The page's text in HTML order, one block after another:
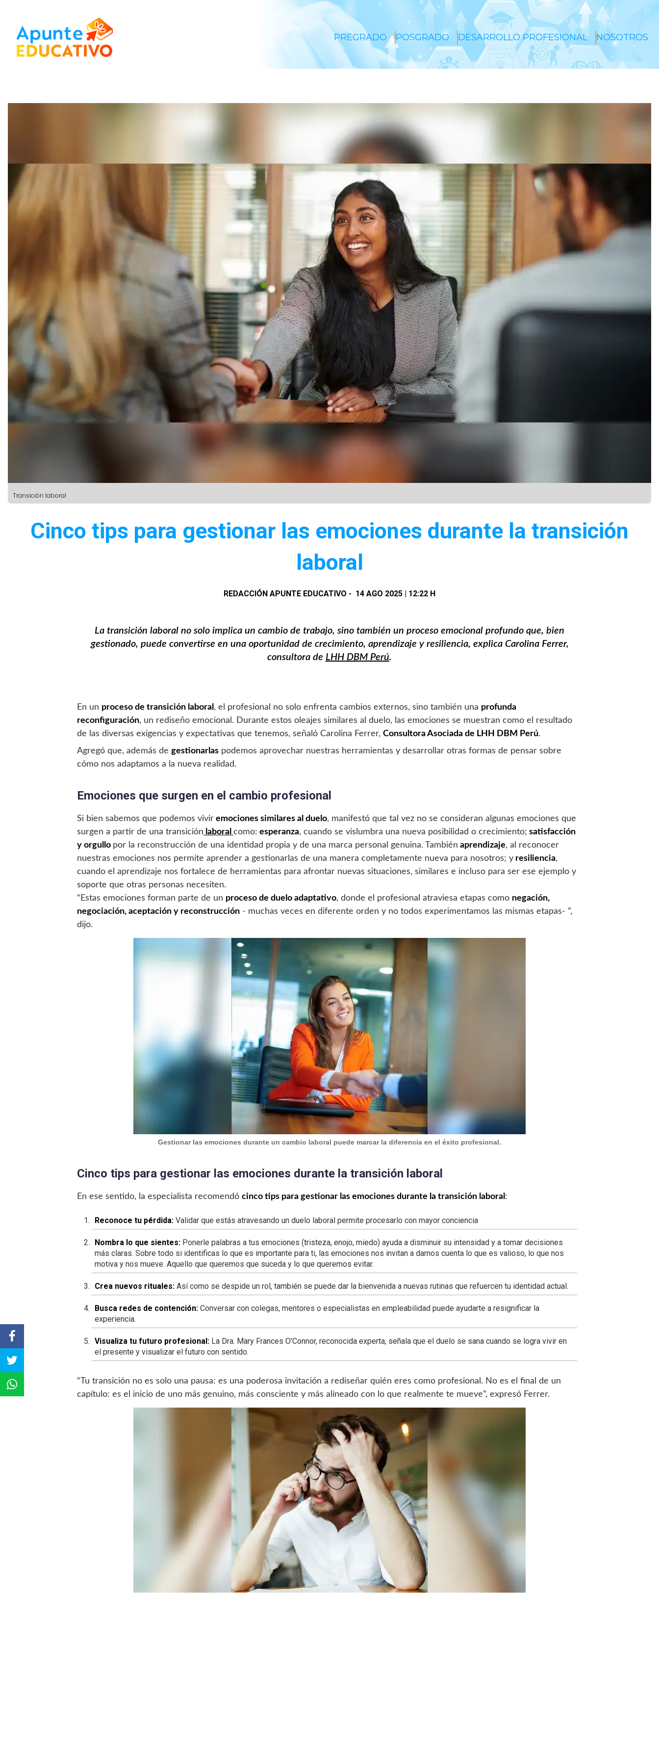
PREGRADO POSGRADO DESARROLLO PROFESIONAL NOSOTROS
Transición laboral
Cinco tips para gestionar las emociones durante la transición
laboral
REDACCIÓN APUNTE EDUCATIVO - 14 AGO 2025 | 12:22 H
La transición laboral no solo implica un cambio de trabajo, sino también un proceso emocional profundo que, bien
gestionado, puede convertirse en una oportunidad de crecimiento, aprendizaje y resiliencia, explica Carolina Ferrer,
consultora de LHH DBM Perú.
En un proceso de transición laboral , el profesional no solo enfrenta cambios externos, sino también una profunda
reconfiguración, un rediseño emocional. Durante estos oleajes similares al duelo, las emociones se muestran como el resultado
de las diversas exigencias y expectativas que tenemos, señaló Carolina Ferrer, Consultora Asociada de LHH DBM Perú.
Agregó que, además de gestionarlas podemos aprovechar nuestras herramientas y desarrollar otras formas de pensar sobre
cómo nos adaptamos a la nueva realidad.
Emociones que surgen en el cambio profesional
Si bien sabemos que podemos vivir emociones similares al duelo, manifestó que tal vez no se consideran algunas emociones que
surgen a partir de una transición laboral como: esperanza, cuando se vislumbra una nueva posibilidad o crecimiento; satisfacción
y orgullo por la reconstrucción de una identidad propia y de una marca personal genuina. También aprendizaje, al reconocer
nuestras emociones nos permite aprender a gestionarlas de una manera completamente nueva para nosotros; y resiliencia,
cuando el aprendizaje nos fortalece de herramientas para afrontar nuevas situaciones, similares e incluso para ser ese ejemplo y
soporte que otras personas necesiten.
“Estas emociones forman parte de un proceso de duelo adaptativo, donde el profesional atraviesa etapas como negación,
negociación, aceptación y reconstrucción - muchas veces en diferente orden y no todos experimentamos las mismas etapas- ”,
dijo.
Gestionar las emociones durante un cambio laboral puede marcar la diferencia en el éxito profesional.
Cinco tips para gestionar las emociones durante la transición laboral
En ese sentido, la especialista recomendó cinco tips para gestionar las emociones durante la transición laboral :
Reconoce tu pérdida: Validar que estás atravesando un duelo laboral permite procesarlo con mayor conciencia
Nombra lo que sientes: Ponerle palabras a tus emociones (tristeza, enojo, miedo) ayuda a disminuir su intensidad y a tomar decisiones
más claras. Sobre todo si identificas lo que es importante para ti, las emociones nos invitan a darnos cuenta lo que es valioso, lo que nos
motiva y nos mueve. Aquello que queremos que suceda y lo que queremos evitar.
Crea nuevos rituales: Así como se despide un rol, también se puede dar la bienvenida a nuevas rutinas que refuercen tu identidad actual.
Busca redes de contención: Conversar con colegas, mentores o especialistas en empleabilidad puede ayudarte a resignificar la
experiencia.
Visualiza tu futuro profesional: La Dra. Mary Frances O’Connor, reconocida experta, señala que el duelo se sana cuando se logra vivir en
el presente y visualizar el futuro con sentido.
“Tu transición no es solo una pausa: es una poderosa invitación a rediseñar quién eres como profesional. No es el final de un
capítulo: es el inicio de uno más genuino, más consciente y más alineado con lo que realmente te mueve”, expresó Ferrer.